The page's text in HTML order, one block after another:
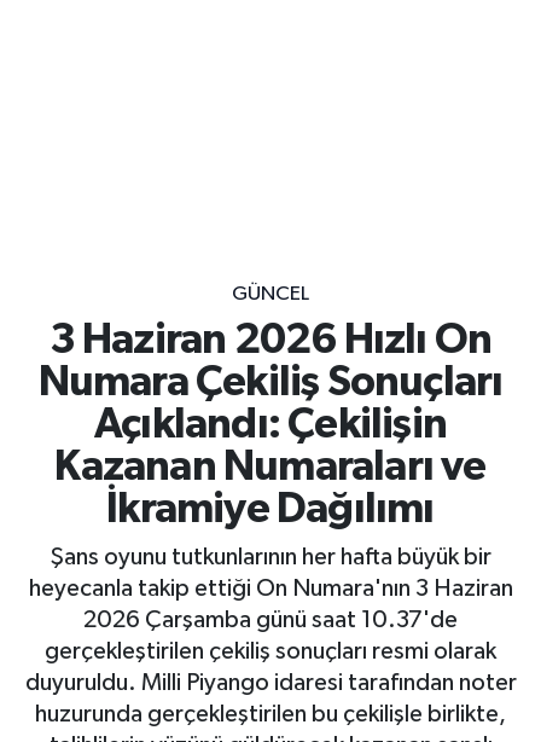
GÜNCEL
3 Haziran 2026 Hızlı On
Numara Çekiliş Sonuçları
Açıklandı: Çekilişin
Kazanan Numaraları ve
İkramiye Dağılımı
Şans oyunu tutkunlarının her hafta büyük bir
heyecanla takip ettiği On Numara'nın 3 Haziran
2026 Çarşamba günü saat 10.37'de
gerçekleştirilen çekiliş sonuçları resmi olarak
duyuruldu. Milli Piyango idaresi tarafından noter
huzurunda gerçekleştirilen bu çekilişle birlikte,